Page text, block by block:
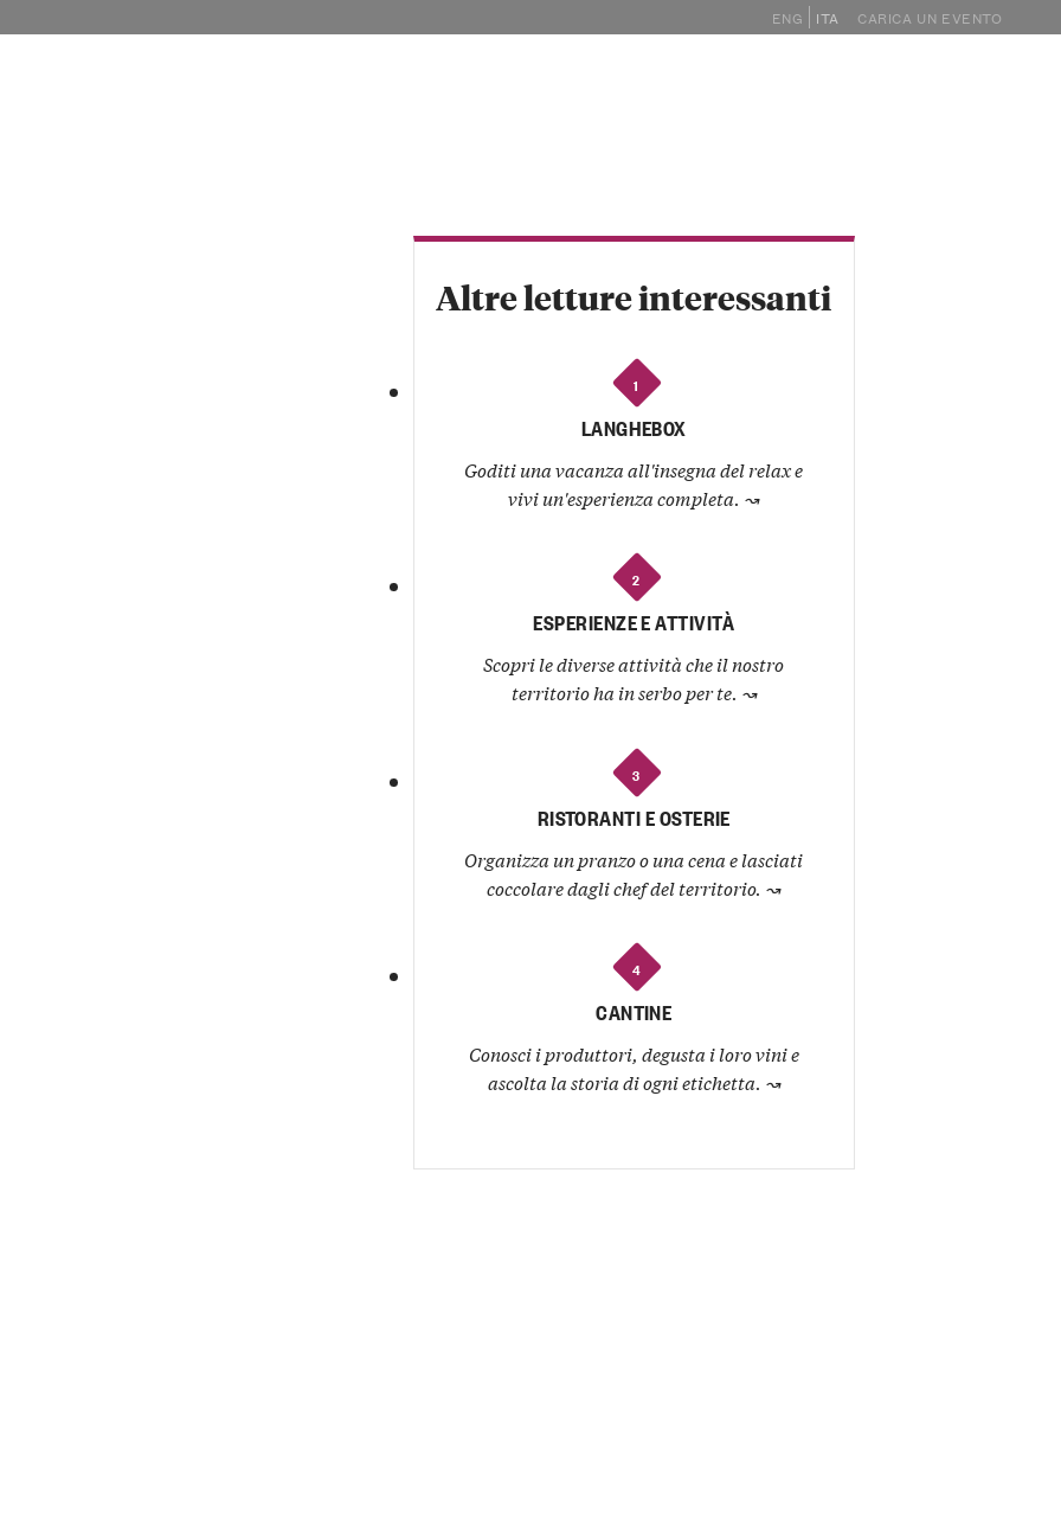
ENG ITA CARICA UN EVENTO
Altre letture interessanti
1
LANGHEBOX
Goditi una vacanza all'insegna del relax e
vivi un'esperienza completa. ↝
2
ESPERIENZE E ATTIVITÀ
Scopri le diverse attività che il nostro
territorio ha in serbo per te. ↝
3
RISTORANTI E OSTERIE
Organizza un pranzo o una cena e lasciati
coccolare dagli chef del territorio. ↝
4
CANTINE
Conosci i produttori, degusta i loro vini e
ascolta la storia di ogni etichetta. ↝